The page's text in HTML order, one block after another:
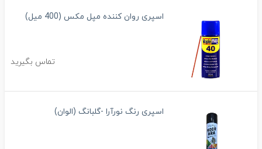
اسپری روان کننده مپل مکس (400 میل)
تماس بگیرید
اسپری رنگ نورآرا -گلبانگ (الوان)